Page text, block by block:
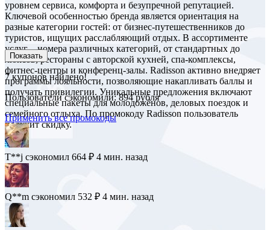
уровнем сервиса, комфорта и безупречной репутацией.
Ключевой особенностью бренда является ориентация на
разные категории гостей: от бизнес-путешественников до
туристов, ищущих расслабляющий отдых. В ассортименте
услуг – номера различных категорий, от стандартных до
люксов, рестораны с авторской кухней, спа-комплексы,
фитнес-центры и конференц-залы. Radisson активно внедряет
программы лояльности, позволяющие накапливать баллы и
получать привилегии. Уникальные предложения включают
специальные пакеты для молодожёнов, деловых поездок и
семейного отдыха. По промокоду Radisson пользователь
получит скидку.
Показать
7купонов найдено!
Пользователи сэкономили: 894 рубля
Применить все промокоды
T**j сэкономил 664 ₽ 4 мин. назад
Q**m сэкономил 532 ₽ 4 мин. назад